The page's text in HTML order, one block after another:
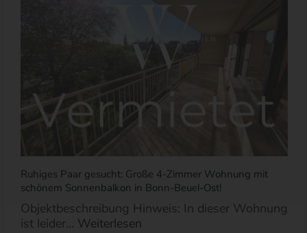
Ruhiges Paar gesucht: Große 4-Zimmer Wohnung mit
schönem Sonnenbalkon in Bonn-Beuel-Ost!
Objektbeschreibung Hinweis: In dieser Wohnung
ist leider… Weiterlesen